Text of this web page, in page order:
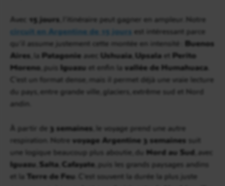
Avec 15 jours , l’itinéraire peut gagner en ampleur. Notre
circuit en Argentine de 15 jours est intéressant parce
qu’il assume justement cette montée en intensité : Buenos
Aires , la Patagonie avec Ushuaia Upsala et Perito
Moreno
Iguazu et enfin la vallée de Humahuaca
C’est un format dense, mais il permet déjà une vraie lecture
du pays, entre grande ville, glaciers, extrême sud et Nord
andin.
À partir de 3 semaines , le voyage prend une autre
respiration. Notre voyage Argentine 3 semaines
une logique beaucoup plus aboutie, du Nord au Sud , avec
Iguazu Salta Cafayate , puis les grands paysages andins
et la Terre de Feu . C’est souvent la durée la plus juste